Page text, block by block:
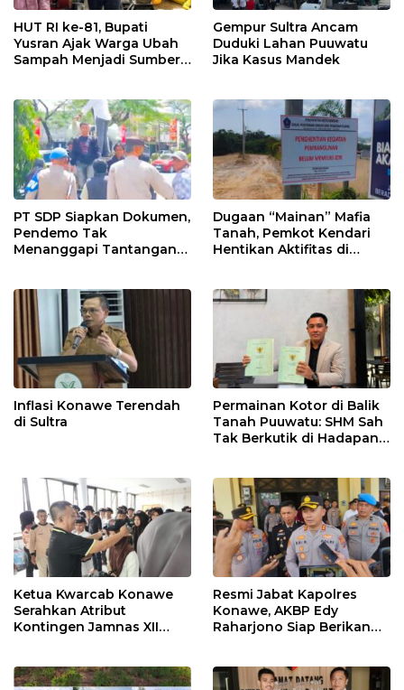
HUT RI ke-81, Bupati
Yusran Ajak Warga Ubah
Sampah Menjadi Sumber
Gempur Sultra Ancam
Duduki Lahan Puuwatu
Jika Kasus Mandek
PT SDP Siapkan Dokumen,
Pendemo Tak
Menanggapi Tantangan
Dugaan “Mainan” Mafia
Tanah, Pemkot Kendari
Hentikan Aktifitas di
Inflasi Konawe Terendah
di Sultra
Permainan Kotor di Balik
Tanah Puuwatu: SHM Sah
Tak Berkutik di Hadapan
Ketua Kwarcab Konawe
Serahkan Atribut
Kontingen Jamnas XII
Resmi Jabat Kapolres
Konawe, AKBP Edy
Raharjono Siap Berikan